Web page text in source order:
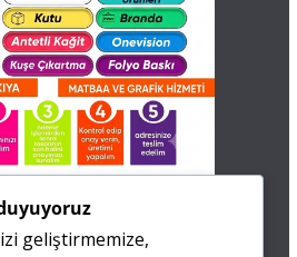
geliştirmemize,